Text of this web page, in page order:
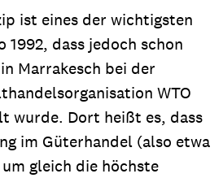
ist eines der wichtigsten
1992, dass jedoch schon
Marrakesch bei der
WTO
wurde. Dort heißt es, dass
im Güterhandel (also etwa
gleich die höchste